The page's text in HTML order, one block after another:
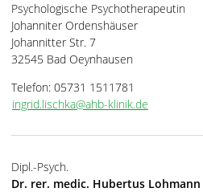
Psychologische Psychotherapeutin
Johanniter Ordenshäuser
Johannitter Str. 7
32545 Bad Oeynhausen
Telefon: 05731 1511781
ingrid.lischka@ahb-klinik.de
Dipl.-Psych.
Dr. rer. medic. Hubertus Lohmann